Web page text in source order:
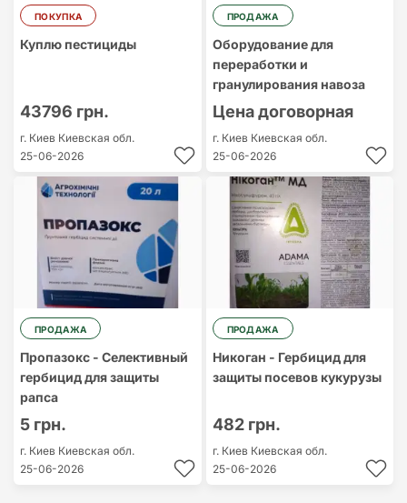
ПОКУПКА
Куплю пестициды
43796 грн.
г. Киев Киевская обл.
25-06-2026
ПРОДАЖА
Оборудование для
переработки и
гранулирования навоза
Цена договорная
г. Киев Киевская обл.
25-06-2026
ПРОДАЖА
Пропазокс - Селективный
гербицид для защиты
рапса
5 грн.
г. Киев Киевская обл.
25-06-2026
ПРОДАЖА
Никоган - Гербицид для
защиты посевов кукурузы
482 грн.
г. Киев Киевская обл.
25-06-2026